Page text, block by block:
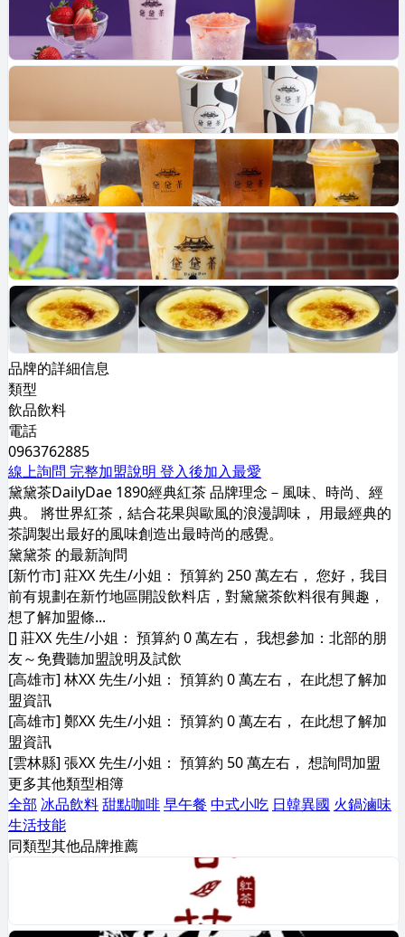
品牌的詳細信息
類型
飲品飲料
電話
0963762885
線上詢問 完整加盟說明 登入後加入最愛
黛黛茶DailyDae 1890經典紅茶 品牌理念－風味、時尚、經
典。 將世界紅茶，結合花果與歐風的浪漫調味， 用最經典的
茶調製出最好的風味創造出最時尚的感覺。
黛黛茶 的最新詢問
[新竹市] 莊XX 先生/小姐： 預算約 250 萬左右， 您好，我目
前有規劃在新竹地區開設飲料店，對黛黛茶飲料很有興趣，
想了解加盟條...
[] 莊XX 先生/小姐： 預算約 0 萬左右， 我想參加：北部的朋
友～免費聽加盟說明及試飲
[高雄市] 林XX 先生/小姐： 預算約 0 萬左右， 在此想了解加
盟資訊
[高雄市] 鄭XX 先生/小姐： 預算約 0 萬左右， 在此想了解加
盟資訊
[雲林縣] 張XX 先生/小姐： 預算約 50 萬左右， 想詢問加盟
更多其他類型相簿
全部 冰品飲料甜點咖啡早午餐 中式小吃 日韓異國 火鍋滷味
生活技能
同類型其他品牌推薦